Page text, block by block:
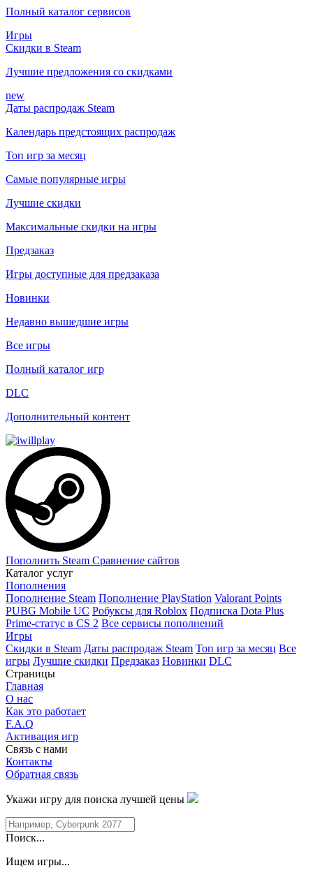
Полный каталог сервисов
Игры
Скидки в Steam
Лучшие предложения со скидками
new
Даты распродаж Steam
Календарь предстоящих распродаж
Топ игр за месяц
Самые популярные игры
Лучшие скидки
Максимальные скидки на игры
Предзаказ
Игры доступные для предзаказа
Новинки
Недавно вышедшие игры
Все игры
Полный каталог игр
DLC
Дополнительный контент
Пополнить Steam Сравнение сайтов
Каталог услуг
Пополнения
Пополнение Steam Пополнение PlayStation Valorant Points
PUBG Mobile UC Робуксы для Roblox Подписка Dota Plus
Prime-статус в CS 2 Все сервисы пополнений
Игры
Скидки в Steam Даты распродаж Steam Топ игр за месяц Все
игры Лучшие скидки Предзаказ Новинки DLC
Страницы
Главная
О нас
Как это работает
F.A.Q
Активация игр
Связь с нами
Контакты
Обратная связь
Укажи игру для поиска лучшей цены
Поиск...
Ищем игры...